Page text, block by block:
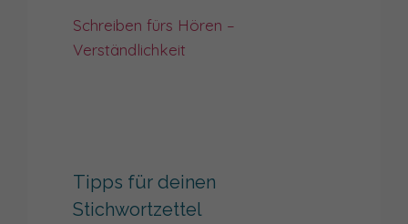
Schreiben fürs Hören –
Verständlichkeit
Tipps für deinen
Stichwortzettel